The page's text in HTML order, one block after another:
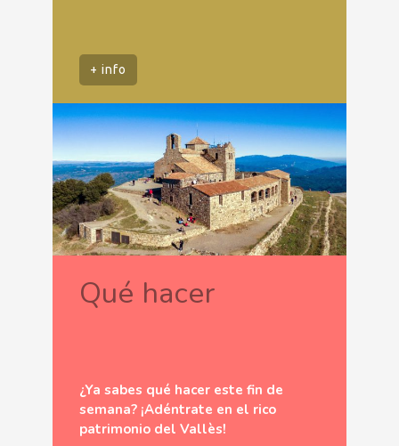
+ info
Qué hacer
¿Ya sabes qué hacer este fin de
semana? ¡Adéntrate en el rico
patrimonio del Vallès!